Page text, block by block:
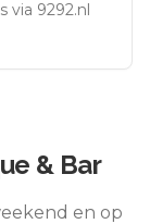
via 9292.nl
& Bar
en op